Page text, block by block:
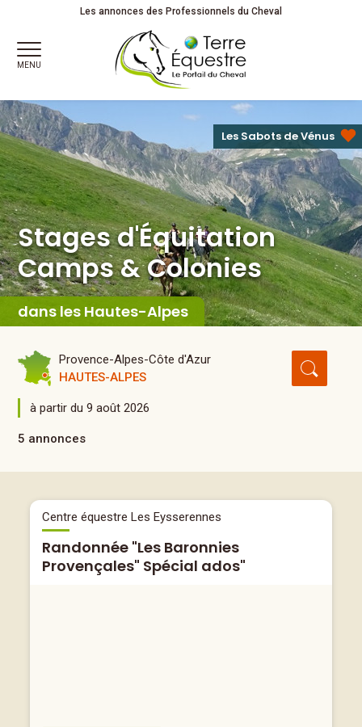
Stages d'ÉquitationCamps & ColoniesJuniors
Les annonces des Professionnels du Cheval
MENU
Stages d'Équitation
Camps & Colonies
dans les Hautes-Alpes
Les Sabots de Vénus
Provence-Alpes-Côte d'Azur
HAUTES-ALPES
à partir du 9 août 2026
5 annonces
Centre équestre Les Eysserennes
Randonnée "Les Baronnies
Provençales" Spécial ados"